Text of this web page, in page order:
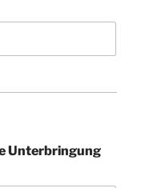
Unterbringung